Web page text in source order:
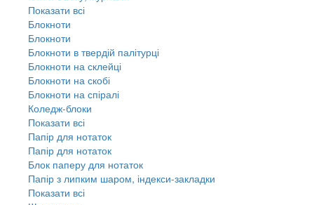
Показати всі
Блокноти
Блокноти
Блокноти в твердій палітурці
Блокноти на склейці
Блокноти на скобі
Блокноти на спіралі
Коледж-блоки
Показати всі
Папір для нотаток
Папір для нотаток
Блок паперу для нотаток
Папір з липким шаром, індекси-закладки
Показати всі